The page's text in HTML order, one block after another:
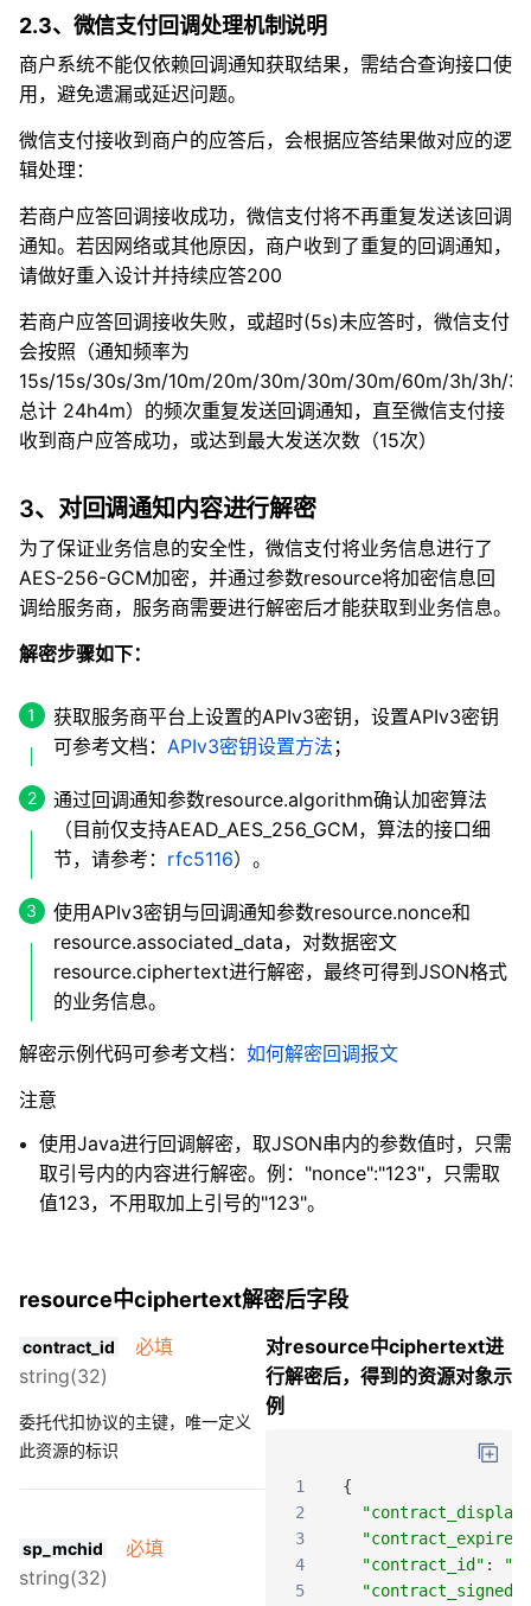
2.3、微信支付回调处理机制说明
商户系统不能仅依赖回调通知获取结果，需结合查询接口使
用，避免遗漏或延迟问题。
微信支付接收到商户的应答后，会根据应答结果做对应的逻
辑处理：
若商户应答回调接收成功，微信支付将不再重复发送该回调
通知。若因网络或其他原因，商户收到了重复的回调通知，
请做好重入设计并持续应答200
若商户应答回调接收失败，或超时(5s)未应答时，微信支付
会按照（通知频率为
15s/15s/30s/3m/10m/20m/30m/30m/30m/60m/3h/3h/
总计 24h4m）的频次重复发送回调通知，直至微信支付接
收到商户应答成功，或达到最大发送次数（15次）
3、对回调通知内容进行解密
为了保证业务信息的安全性，微信支付将业务信息进行了
AES-256-GCM加密，并通过参数resource将加密信息回
调给服务商，服务商需要进行解密后才能获取到业务信息。
解密步骤如下：
获取服务商平台上设置的APIv3密钥，设置APIv3密钥
可参考文档： APIv3密钥设置方法 ；
通过回调通知参数resource.algorithm确认加密算法
（目前仅支持AEAD_AES_256_GCM，算法的接口细
节，请参考： rfc5116）。
使用APIv3密钥与回调通知参数resource.nonce和
resource.associated_data，对数据密文
resource.ciphertext进行解密，最终可得到JSON格式
的业务信息。
解密示例代码可参考文档： 如何解密回调报文
注意
使用Java进行回调解密，取JSON串内的参数值时，只需
取引号内的内容进行解密。例："nonce":"123"，只需取
值123，不用取加上引号的"123"。
resource中ciphertext解密后字段
contract_id
必填
string(32)
委托代扣协议的主键，唯一定义
此资源的标识
sp_mchid
必填
string(32)
对resource中ciphertext进
行解密后，得到的资源对象示
例
1
{
2
3
4
"contract_id" :
5